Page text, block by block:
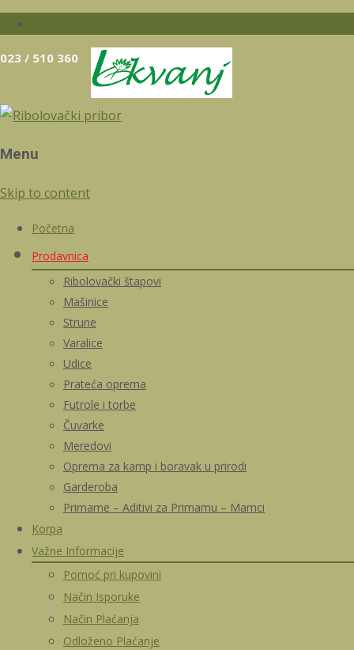
023 / 510 360
Menu
Skip to content
Početna
Prodavnica
Ribolovački štapovi
Mašinice
Strune
Varalice
Udice
Prateća oprema
Futrole i torbe
Čuvarke
Meredovi
Oprema za kamp i boravak u prirodi
Garderoba
Primame – Aditivi za Primamu – Mamci
Korpa
Važne Informacije
Pomoć pri kupovini
Način Isporuke
Način Plaćanja
Odloženo Plaćanje